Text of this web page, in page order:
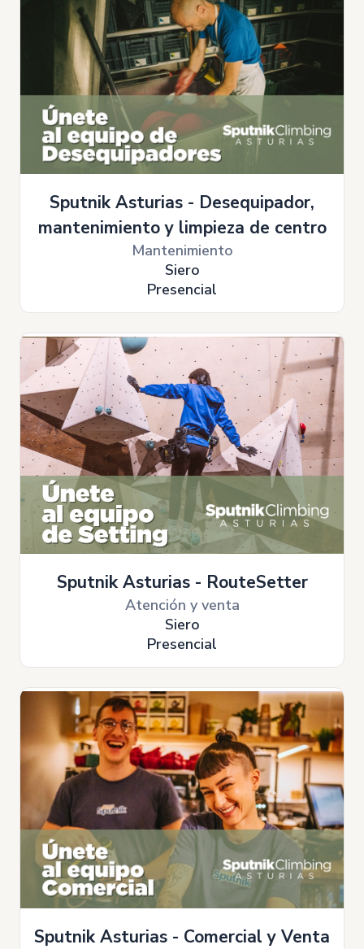
Sputnik Asturias - Desequipador,
mantenimiento y limpieza de centro
Mantenimiento
Siero
Presencial
Sputnik Asturias - RouteSetter
Atención y venta
Siero
Presencial
Sputnik Asturias - Comercial y Venta